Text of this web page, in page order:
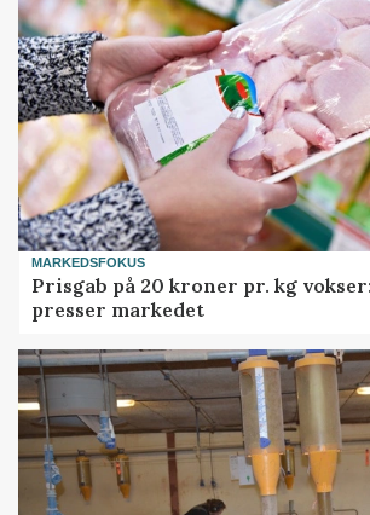
MARKEDSFOKUS
Prisgab på 20 kroner pr. kg
presser markedet